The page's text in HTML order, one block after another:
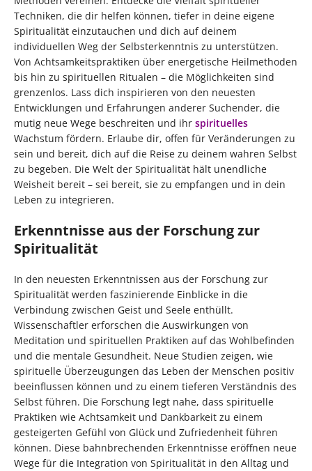
Techniken, die dir helfen können, tiefer in deine eigene
Spiritualität einzutauchen und dich auf deinem
individuellen Weg der Selbsterkenntnis zu unterstützen.
Von Achtsamkeitspraktiken über energetische Heilmethoden
bis hin zu spirituellen Ritualen – die Möglichkeiten sind
grenzenlos. Lass dich inspirieren von den neuesten
Entwicklungen und Erfahrungen anderer Suchender, die
mutig neue Wege beschreiten und ihr spirituelles
Wachstum fördern. Erlaube dir, offen für Veränderungen zu
sein und bereit, dich auf die Reise zu deinem wahren Selbst
zu begeben. Die Welt der Spiritualität hält unendliche
Weisheit bereit – sei bereit, sie zu empfangen und in dein
Leben zu integrieren.
Erkenntnisse aus der Forschung zur
Spiritualität
In den neuesten Erkenntnissen aus der Forschung zur
Spiritualität werden faszinierende Einblicke in die
Verbindung zwischen Geist und Seele enthüllt.
Wissenschaftler erforschen die Auswirkungen von
Meditation und spirituellen Praktiken auf das Wohlbefinden
und die mentale Gesundheit. Neue Studien zeigen, wie
spirituelle Überzeugungen das Leben der Menschen positiv
beeinflussen können und zu einem tieferen Verständnis des
Selbst führen. Die Forschung legt nahe, dass spirituelle
Praktiken wie Achtsamkeit und Dankbarkeit zu einem
gesteigerten Gefühl von Glück und Zufriedenheit führen
können. Diese bahnbrechenden Erkenntnisse eröffnen neue
Wege für die Integration von Spiritualität in den Alltag und